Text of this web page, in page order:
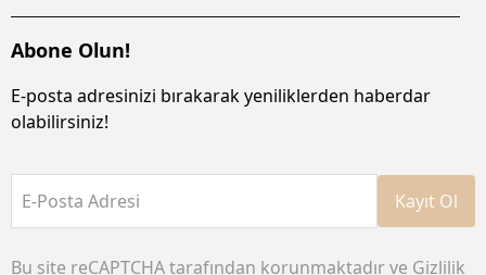
Abone Olun!
E-posta adresinizi bırakarak yeniliklerden haberdar
olabilirsiniz!
E-Posta Adresi Kayıt Ol
Bu site reCAPTCHA tarafından korunmaktadır ve Gizlilik